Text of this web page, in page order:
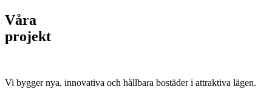
Våra
projekt
Vi bygger nya, innovativa och hållbara bostäder i attraktiva lägen.